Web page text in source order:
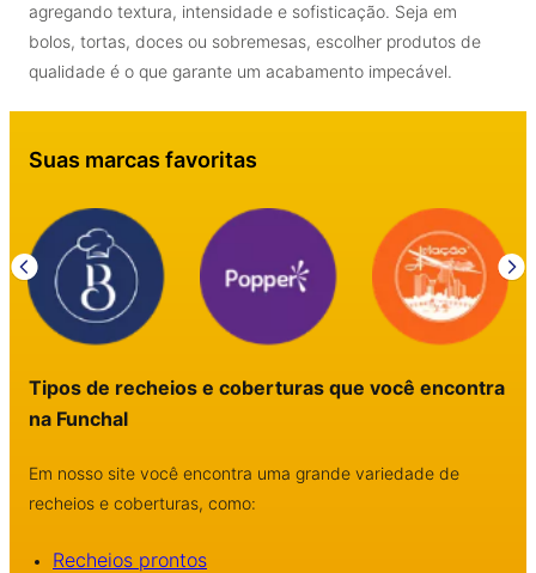
agregando textura, intensidade e sofisticação. Seja em
bolos, tortas, doces ou sobremesas, escolher produtos de
qualidade é o que garante um acabamento impecável.
Suas marcas favoritas
Tipos de recheios e coberturas que você encontra
na Funchal
Em nosso site você encontra uma grande variedade de
recheios e coberturas, como:
Recheios prontos